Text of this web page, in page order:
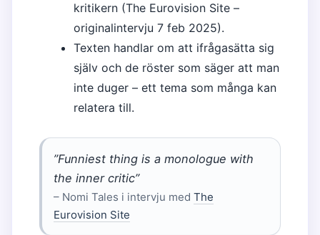
kritikern (The Eurovision Site –
originalintervju 7 feb 2025).
Texten handlar om att ifrågasätta sig
själv och de röster som säger att man
inte duger – ett tema som många kan
relatera till.
”Funniest thing is a monologue with
the inner critic”
– Nomi Tales i intervju med The
Eurovision Site